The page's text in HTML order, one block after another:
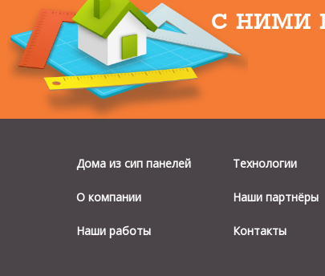
с ними
Дома из сип панелей
О компании
Наши работы
Технологии
Наши партнёры
Контакты